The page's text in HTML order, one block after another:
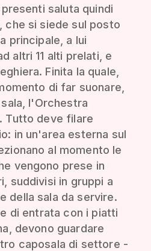
saluta quindi
che si siede sul posto
principale, a lui
altri 11 alti prelati, e
Finita la quale,
di far suonare,
l'Orchestra
Tutto deve filare
in un'area esterna sul
al momento le
vengono prese in
suddivisi in gruppi a
della sala da servire.
di entrata con i piatti
devono guardare
caposala di settore -